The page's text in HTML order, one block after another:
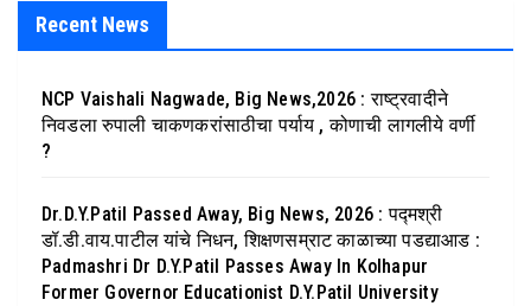
Recent News
NCP Vaishali Nagwade, Big News,2026 : राष्ट्रवादीने
निवडला रुपाली चाकणकरांसाठीचा पर्याय , कोणाची लागलीये वर्णी
?
Dr.D.Y.Patil Passed Away, Big News, 2026 : पद्मश्री
डॉ.डी.वाय.पाटील यांचे निधन, शिक्षणसम्राट काळाच्या पडद्याआड :
Padmashri Dr D.Y.Patil Passes Away In Kolhapur
Former Governor Educationist D.Y.Patil University